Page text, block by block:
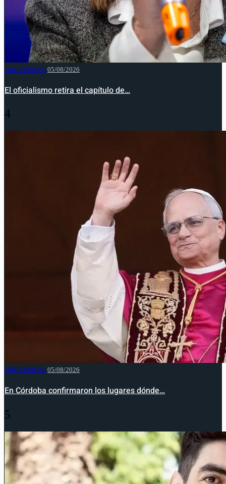
NACIONALES 05/08/2026
El oficialismo retira el capítulo de…
4
NACIONALES 05/08/2026
En Córdoba confirmaron los lugares dónde…
5